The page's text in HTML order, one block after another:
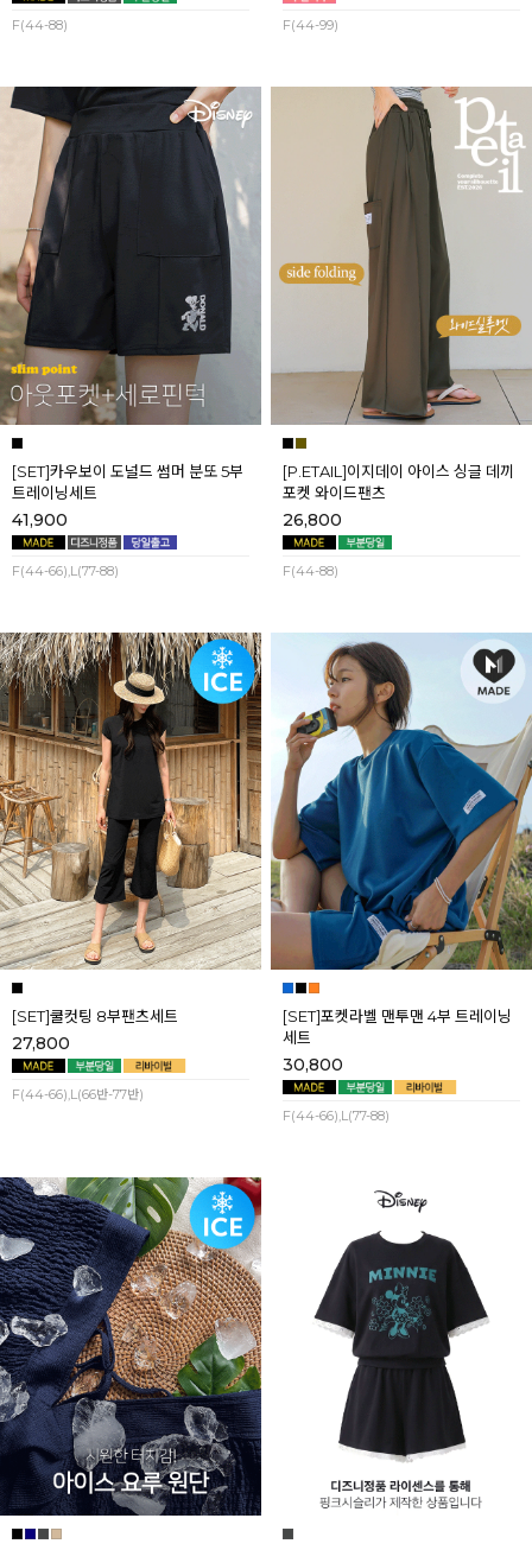
F(44-88) F(44-99)
[SET]카우보이 도널드 썸머 분또 5부
트레이닝세트
41,900
F(44-66),L(77-88)
[P.ETAIL]이지데이 아이스 싱글 데끼
포켓 와이드팬츠
26,800
F(44-88)
[SET]쿨컷팅 8부팬츠세트
27,800
F(44-66),L(66반-77반)
[SET]포켓라벨 맨투맨 4부 트레이닝
세트
30,800
F(44-66),L(77-88)